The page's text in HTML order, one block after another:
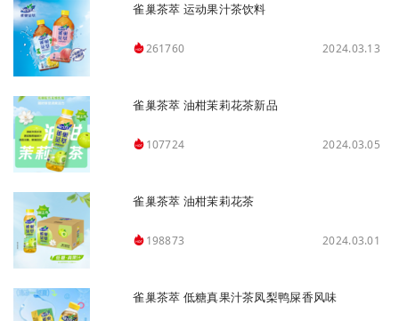
雀巢茶萃 运动果汁茶饮料
261760 2024.03.13
雀巢茶萃 油柑茉莉花茶新品
107724 2024.03.05
雀巢茶萃 油柑茉莉花茶
198873 2024.03.01
雀巢茶萃 低糖真果汁茶凤梨鸭屎香风味